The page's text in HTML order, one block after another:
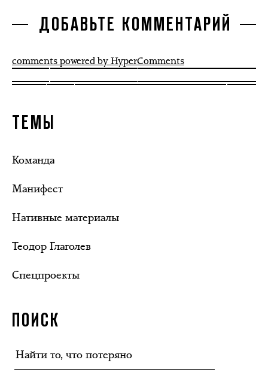
ДОБАВЬТЕ КОММЕНТАРИЙ
comments powered by HyperComments
ТЕМЫ
Команда
Манифест
Нативные материалы
Теодор Глаголев
Спецпроекты
ПОИСК